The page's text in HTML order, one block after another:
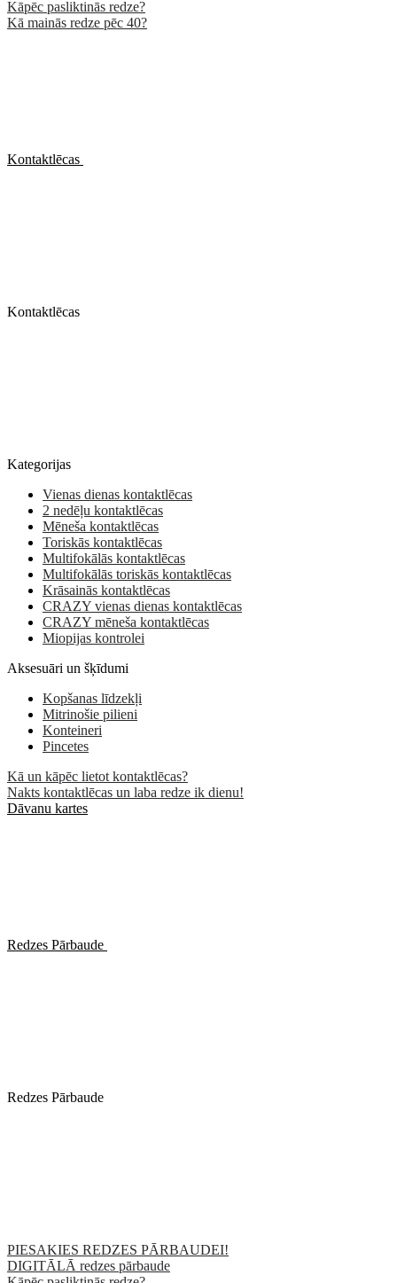
Kāpēc pasliktinās redze?
Kā mainās redze pēc 40?
Kontaktlēcas
Kontaktlēcas
Kategorijas
Vienas dienas kontaktlēcas
2 nedēļu kontaktlēcas
Mēneša kontaktlēcas
Toriskās kontaktlēcas
Multifokālās kontaktlēcas
Multifokālās toriskās kontaktlēcas
Krāsainās kontaktlēcas
CRAZY vienas dienas kontaktlēcas
CRAZY mēneša kontaktlēcas
Miopijas kontrolei
Aksesuāri un šķīdumi
Kopšanas līdzekļi
Mitrinošie pilieni
Konteineri
Pincetes
Kā un kāpēc lietot kontaktlēcas?
Nakts kontaktlēcas un laba redze ik dienu!
Dāvanu kartes
Redzes Pārbaude
Redzes Pārbaude
PIESAKIES REDZES PĀRBAUDEI!
DIGITĀLĀ redzes pārbaude